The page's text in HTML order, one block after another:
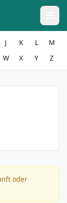
J K L
M
W X Y Z
oder